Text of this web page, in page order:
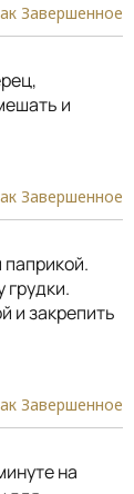
Завершенное
и
Завершенное
и закрепить
Завершенное
на